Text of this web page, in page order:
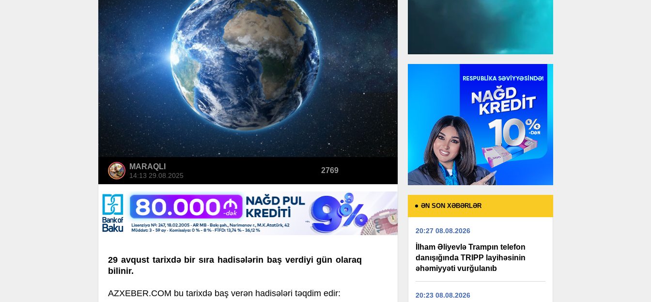
MARAQLI
14:13 29.08.2025
2769
29 avqust tarixdə bir sıra hadisələrin baş verdiyi gün olaraq
bilinir.
AZXEBER.COM bu tarixdə baş verən hadisələri təqdim edir:
ƏN SON XƏBƏRLƏR
20:27 08.08.2026
İlham Əliyevlə Trampın telefon
danışığında TRIPP layihəsinin
əhəmiyyəti vurğulanıb
20:23 08.08.2026